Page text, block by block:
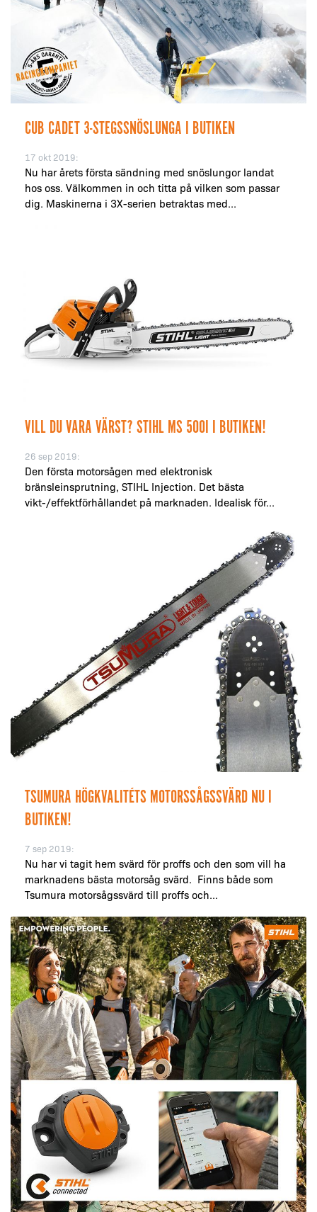
CUB CADET 3-STEGSSNÖSLUNGA I BUTIKEN
17 okt 2019:
Nu har årets första sändning med snöslungor landat
hos oss. Välkommen in och titta på vilken som passar
dig. Maskinerna i 3X-serien betraktas med...
VILL DU VARA VÄRST? STIHL MS 500I I BUTIKEN!
26 sep 2019:
Den första motorsågen med elektronisk
bränsleinsprutning, STIHL Injection. Det bästa
vikt-/effektförhållandet på marknaden. Idealisk för...
TSUMURA HÖGKVALITÉTS MOTORSSÅGSSVÄRD NU I
BUTIKEN!
7 sep 2019:
Nu har vi tagit hem svärd för proffs och den som vill ha
marknadens bästa motorsåg svärd. Finns både som
Tsumura motorsågssvärd till proffs och...